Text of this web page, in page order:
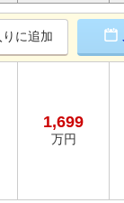
に追加
1,699
万円